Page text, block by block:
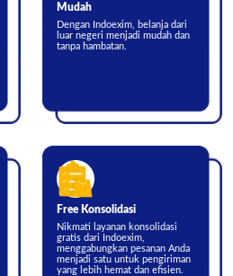
Mudah
Dengan Indoexim, belanja dari
luar negeri menjadi mudah dan
tanpa hambatan.
Free Konsolidasi
Nikmati layanan konsolidasi
gratis dari Indoexim,
menggabungkan pesanan Anda
menjadi satu untuk pengiriman
yang lebih hemat dan efisien.